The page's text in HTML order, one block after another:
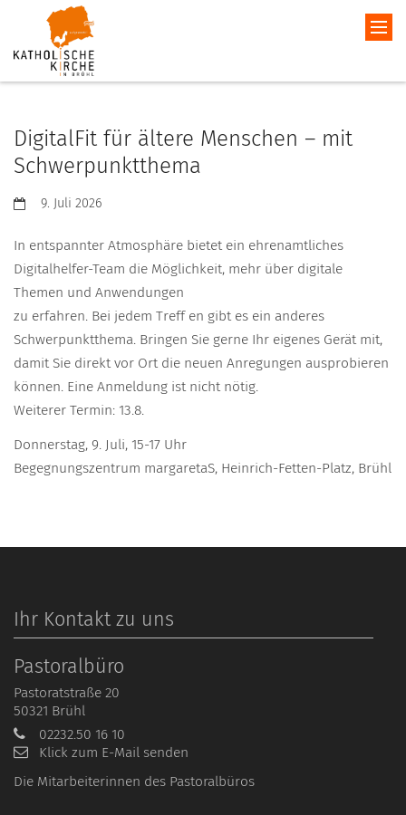
DigitalFit für ältere Menschen – mit
Schwerpunktthema
Datum:9. Juli 2026
In entspannter Atmosphäre bietet ein ehrenamtliches
Digitalhelfer-Team die Möglichkeit, mehr über digitale
Themen und Anwendungen
zu erfahren. Bei jedem Treff en gibt es ein anderes
Schwerpunktthema. Bringen Sie gerne Ihr eigenes Gerät mit,
damit Sie direkt vor Ort die neuen Anregungen ausprobieren
können. Eine Anmeldung ist nicht nötig.
Weiterer Termin: 13.8.
Donnerstag, 9. Juli, 15-17 Uhr
Begegnungszentrum margaretaS, Heinrich-Fetten-Platz, Brühl
Ihr Kontakt zu uns
Pastoralbüro
Pastoratstraße 20
50321 Brühl
02232.50 16 10
Klick zum E-Mail senden
Die Mitarbeiterinnen des Pastoralbüros